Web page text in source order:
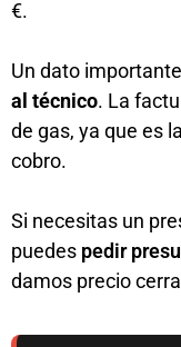
€.
Un dato
al técnico. La
de gas, ya que es
cobro.
Si necesitas un
puedes pedir
damos precio